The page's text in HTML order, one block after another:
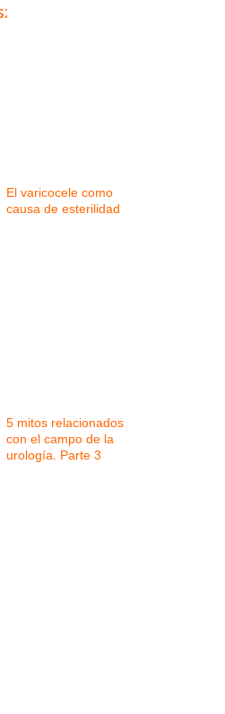
El varicocele como
causa de esterilidad
5 mitos relacionados
con el campo de la
urología. Parte 3